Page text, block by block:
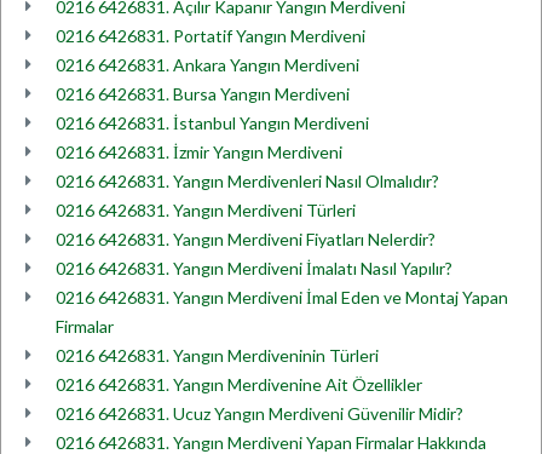
0216 6426831. Açılır Kapanır Yangın Merdiveni
0216 6426831. Portatif Yangın Merdiveni
0216 6426831. Ankara Yangın Merdiveni
0216 6426831. Bursa Yangın Merdiveni
0216 6426831. İstanbul Yangın Merdiveni
0216 6426831. İzmir Yangın Merdiveni
0216 6426831. Yangın Merdivenleri Nasıl Olmalıdır?
0216 6426831. Yangın Merdiveni Türleri
0216 6426831. Yangın Merdiveni Fiyatları Nelerdir?
0216 6426831. Yangın Merdiveni İmalatı Nasıl Yapılır?
0216 6426831. Yangın Merdiveni İmal Eden ve Montaj Yapan
Firmalar
0216 6426831. Yangın Merdiveninin Türleri
0216 6426831. Yangın Merdivenine Ait Özellikler
0216 6426831. Ucuz Yangın Merdiveni Güvenilir Midir?
0216 6426831. Yangın Merdiveni Yapan Firmalar Hakkında